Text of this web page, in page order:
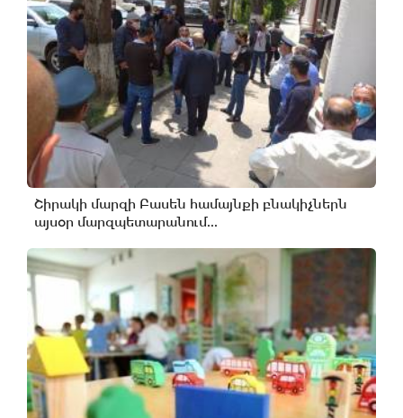
Շիրակի մարզի Բասեն համայնքի բնակիչներն
այսօր մարզպետարանում...